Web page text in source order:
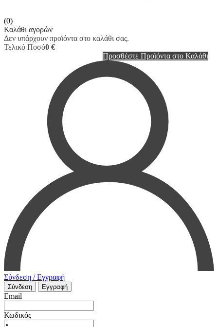
(0)
Καλάθι αγορών
Δεν υπάρχουν προϊόντα στο καλάθι σας.
Τελικό Ποσό0 €
Προσθέστε Προϊόντα στο Καλάθι
Σύνδεση / Εγγραφή
Σύνδεση Εγγραφή
Email
Κωδικός